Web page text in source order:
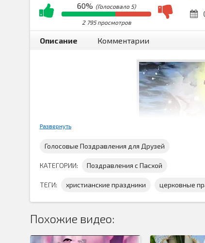
60% (Голосовало 5)
2 795 просмотров
Описание Комментарии
Развернуть
Голосовые Поздравления для Друзей
КАТЕГОРИИ: Поздравления с Пасхой
ТЕГИ: христианские праздники церковные
Похожие видео: